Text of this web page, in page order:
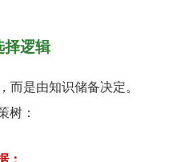
择逻辑
而是由知识储备决定。
树：